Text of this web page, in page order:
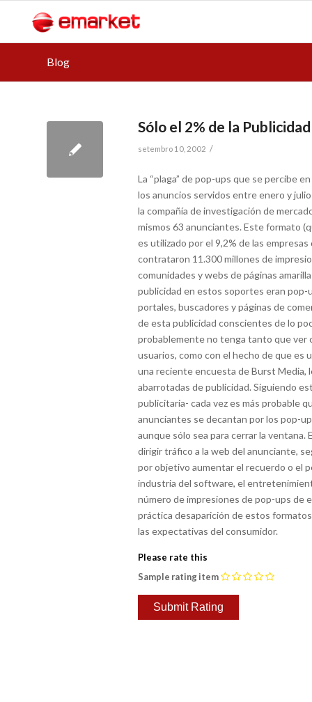
Blog
Sólo el 2% de la
setembro 10, 2002 /
La “plaga” de pop-ups que se percibe
los anuncios servidos entre enero y
la compañía de investigación de
mismos 63 anunciantes. Este formato
es utilizado por el 9,2% de las
contrataron 11.300 millones de
comunidades y webs de páginas
publicidad en estos soportes eran
portales, buscadores y páginas de
de esta publicidad conscientes de lo
probablemente no tenga tanto que ver
usuarios, como con el hecho de que es
una reciente encuesta de Burst Media,
abarrotadas de publicidad. Siguiendo
publicitaria- cada vez es más probable
anunciantes se decantan por los pop-
aunque sólo sea para cerrar la ventana.
dirigir tráfico a la web del anunciante,
por objetivo aumentar el recuerdo o el
industria del software, el
número de impresiones de pop-ups de
práctica desaparición de estos
las expectativas del consumidor.
Please rate this
Sample rating item